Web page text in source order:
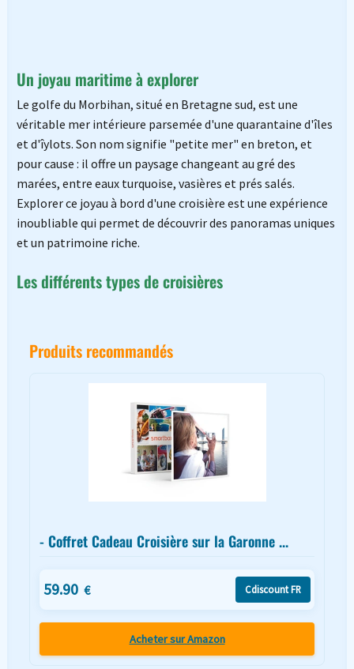
Un joyau maritime à explorer
Le golfe du Morbihan, situé en Bretagne sud, est une
véritable mer intérieure parsemée d'une quarantaine d'îles
et d'îylots. Son nom signifie "petite mer" en breton, et
pour cause : il offre un paysage changeant au gré des
marées, entre eaux turquoise, vasières et prés salés.
Explorer ce joyau à bord d'une croisière est une expérience
inoubliable qui permet de découvrir des panoramas uniques
et un patrimoine riche.
Les différents types de croisières
Produits recommandés
- Coffret Cadeau Croisière sur la Garonne ...
59.90 € Cdiscount FR
Acheter sur Amazon